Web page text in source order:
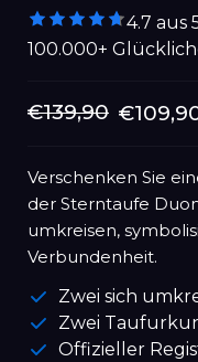
4.7 aus
100.000+
Normaler
€139,90
Verschenken Sie
der Sterntaufe
umkreisen,
Verbundenheit.
Zwei sich
Zwei
Offizieller